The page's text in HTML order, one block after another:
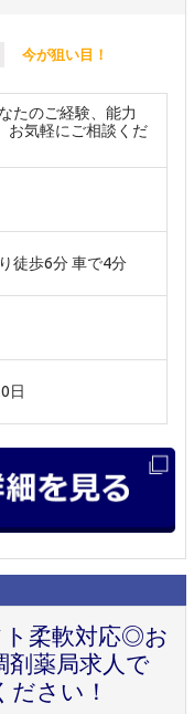
今が狙い目！
たのご経験、能力
お気軽にご相談くだ
徒歩6分 車で4分
日
ト柔軟対応◎お
剤薬局求人で
さい！